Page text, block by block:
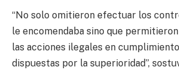
“No solo omitieron efectuar los
le encomendaba sino que
las acciones ilegales en
dispuestas por la superioridad”,